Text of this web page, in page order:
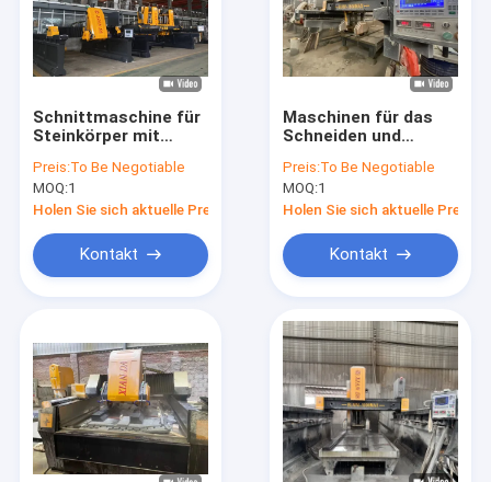
Schnittmaschine für
Steinkörper mit
Sicherheitssicherheit
Preis:To Be Negotiable
MOQ:1
Holen Sie sich aktuelle Preis
Kontakt
Maschinen für das
Schneiden und
Hochstrahl-
Doppelstrahlbrücken
Preis:To Be Negotiable
MOQ:1
Holen Sie sich aktuelle Preis
Kontakt